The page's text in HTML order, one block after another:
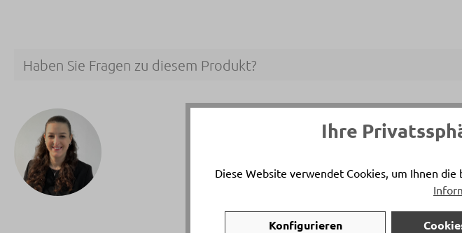
Haben Sie Fragen zu diesem Produkt?
Monika Oroshi
Telefon: +41 81 772 22 49
m.oroshi@delta-moebel.ch
Ihre
Diese Website verwendet Cookies, um Ihnen
Konfigurieren